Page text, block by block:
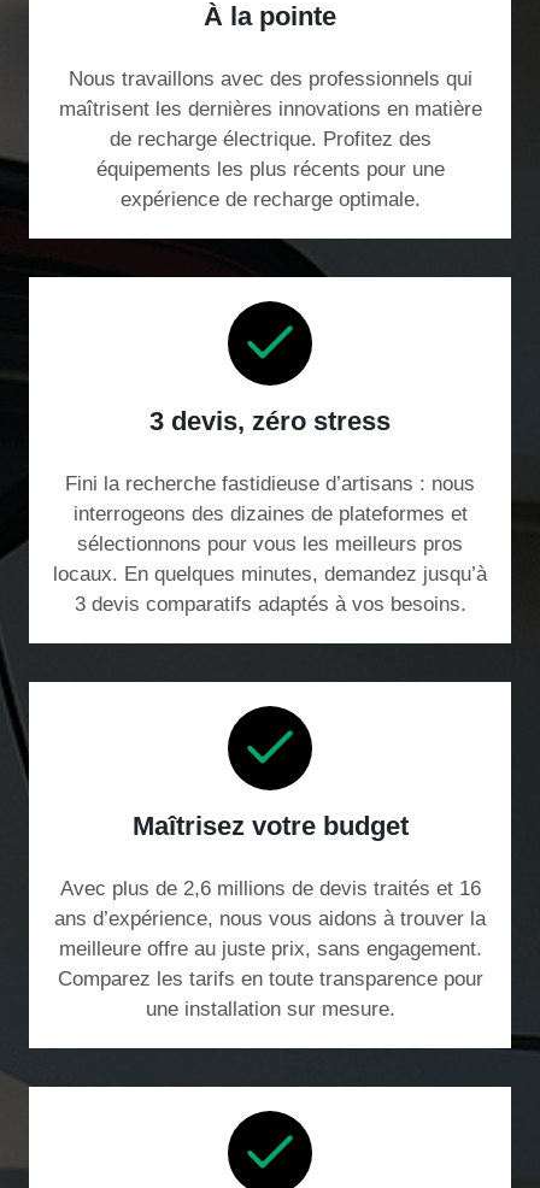
À la pointe
Nous travaillons avec des professionnels qui
maîtrisent les dernières innovations en matière
de recharge électrique. Profitez des
équipements les plus récents pour une
expérience de recharge optimale.
3 devis, zéro stress
Fini la recherche fastidieuse d’artisans : nous
interrogeons des dizaines de plateformes et
sélectionnons pour vous les meilleurs pros
locaux. En quelques minutes, demandez jusqu’à
3 devis comparatifs adaptés à vos besoins.
Maîtrisez votre budget
Avec plus de 2,6 millions de devis traités et 16
ans d’expérience, nous vous aidons à trouver la
meilleure offre au juste prix, sans engagement.
Comparez les tarifs en toute transparence pour
une installation sur mesure.